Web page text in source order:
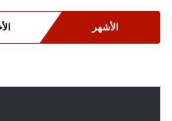
الأشهر